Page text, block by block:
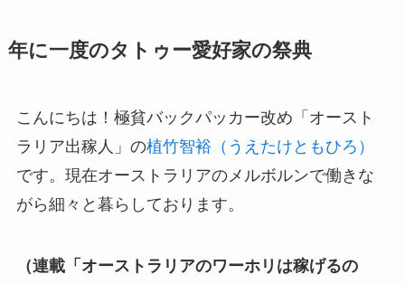
年に一度のタトゥー愛好家の祭典
こんにちは！極貧バックパッカー改め「オースト
ラリア出稼人」の植竹智裕（うえたけともひろ）
です。現在オーストラリアのメルボルンで働きな
がら細々と暮らしております。
（連載「オーストラリアのワーホリは稼げるの